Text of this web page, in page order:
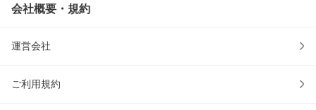
会社概要・規約
運営会社
ご利用規約